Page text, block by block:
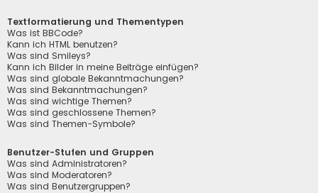
Textformatierung und Thementypen
Was ist BBCode?
Kann ich HTML benutzen?
Was sind Smileys?
Kann ich Bilder in meine Beiträge einfügen?
Was sind globale Bekanntmachungen?
Was sind Bekanntmachungen?
Was sind wichtige Themen?
Was sind geschlossene Themen?
Was sind Themen-Symbole?
Benutzer-Stufen und Gruppen
Was sind Administratoren?
Was sind Moderatoren?
Was sind Benutzergruppen?